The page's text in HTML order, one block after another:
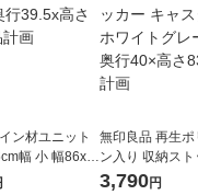
ン材ユニット
幅 小 幅86x奥
良品計画
無印良品 再生ポ
ン入り 収納ス
スター付1 ホワ
3,790円